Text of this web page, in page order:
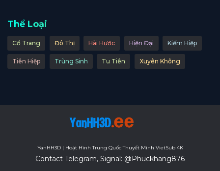
Thể Loại
Cổ Trang Đô Thị Hài Hước Hiện Đại Kiếm Hiệp
Tiên Hiệp Trùng Sinh Tu Tiên Xuyên Không
YanHH3D | Hoạt Hình Trung Quốc Thuyết Minh VietSub 4K
Contact Telegram, Signal: @Phuckhang876